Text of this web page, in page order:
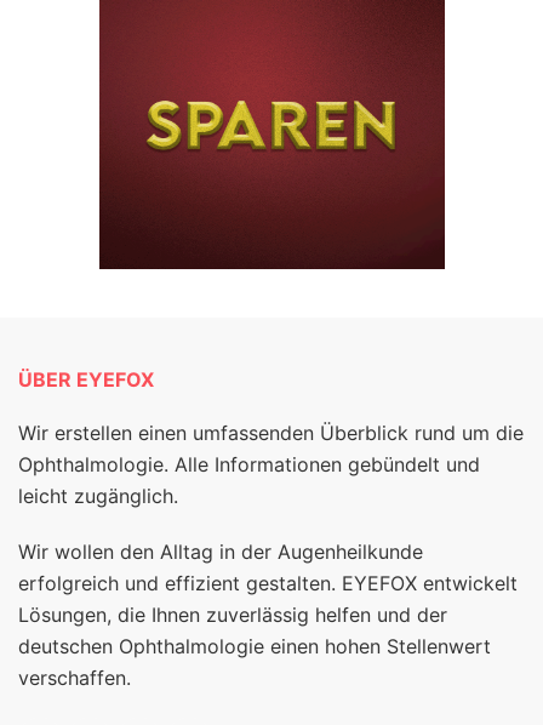
ÜBER EYEFOX
Wir erstellen einen umfassenden Überblick rund um die
Ophthalmologie. Alle Informationen gebündelt und
leicht zugänglich.
Wir wollen den Alltag in der Augenheilkunde
erfolgreich und effizient gestalten. EYEFOX entwickelt
Lösungen, die Ihnen zuverlässig helfen und der
deutschen Ophthalmologie einen hohen Stellenwert
verschaffen.